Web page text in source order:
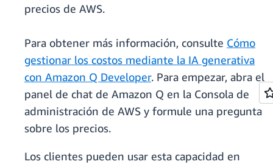
precios de AWS.
Para obtener más información, consulte Cómo
gestionar los costos mediante la IA generativa
con Amazon Q Developer. Para empezar, abra el
panel de chat de Amazon Q en la Consola de
administración de AWS y formule una pregunta
sobre los precios.
Los clientes pueden usar esta capacidad en